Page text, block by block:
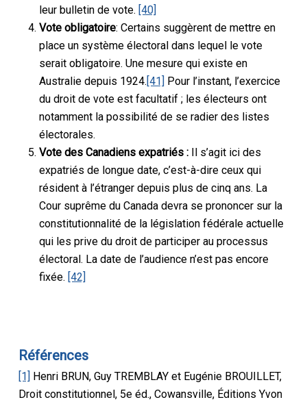
leur bulletin de vote. [40]
Vote obligatoire: Certains suggèrent de mettre en
place un système électoral dans lequel le vote
serait obligatoire. Une mesure qui existe en
Australie depuis 1924. [41]
Pour l’instant, l’exercice
du droit de vote est facultatif ; les électeurs ont
notamment la possibilité de se radier des listes
électorales.
Vote des Canadiens expatriés :
Il s’agit ici des
expatriés de longue date, c’est-à-dire ceux qui
résident à l’étranger depuis plus de cinq ans. La
Cour suprême du Canada devra se prononcer sur la
constitutionnalité de la législation fédérale actuelle
qui les prive du droit de participer au processus
électoral. La date de l’audience n’est pas encore
fixée. [42]
Références
[1]
Henri BRUN, Guy TREMBLAY et Eugénie BROUILLET,
Droit constitutionnel, 5e éd., Cowansville, Éditions Yvon